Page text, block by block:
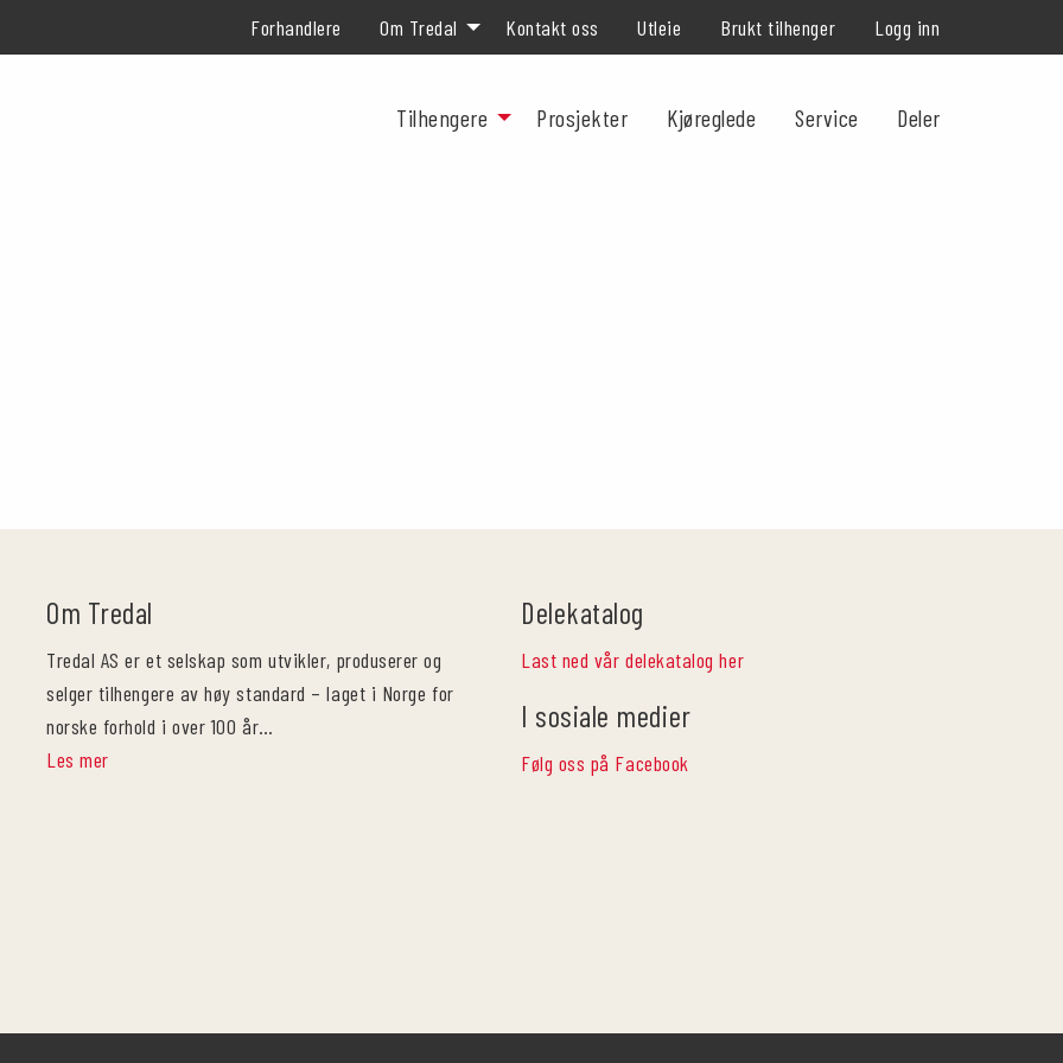
Forhandlere Om Tredal Kontakt oss Utleie Brukt tilhenger Logg inn
Tilhengere Prosjekter Kjøreglede Service Deler
Om Tredal
Tredal AS er et selskap som utvikler, produserer og
selger tilhengere av høy standard – laget i Norge for
norske forhold i over 100 år…
Les mer
Delekatalog
Last ned vår delekatalog her
I sosiale medier
Følg oss på Facebook